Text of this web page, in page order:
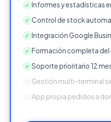
✓ Informes y estadísticas
✓ Control de stock
✓ Integración Google
✓ Formación completa del
✓ Soporte prioritario 12
Gestión multi-terminal
App propia pedidos a